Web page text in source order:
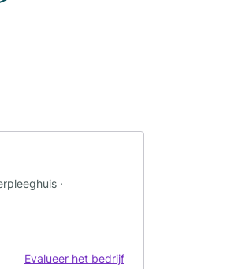
·
Evalueer het bedrijf